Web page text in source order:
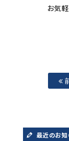
お気
最近のお